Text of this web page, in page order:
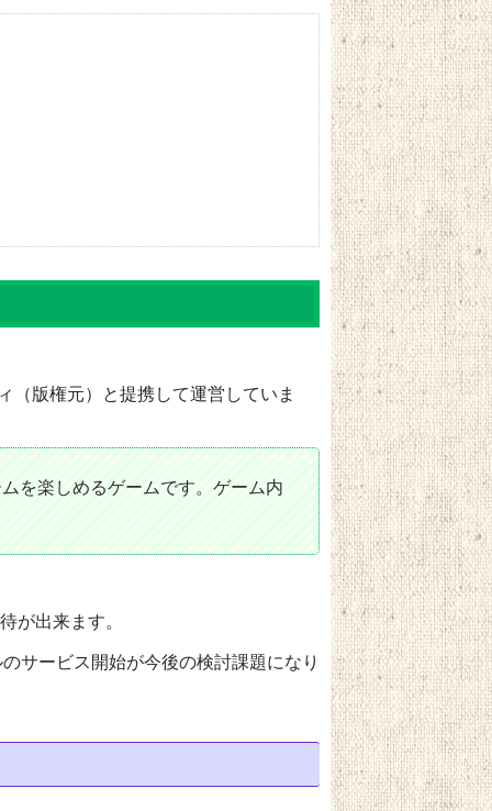
（版権元）と提携して運営していま
を楽しめるゲームです。ゲーム内
が出来ます。
サービス開始が今後の検討課題になり